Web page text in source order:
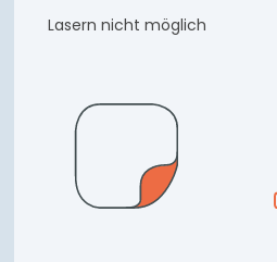
Lasern nicht möglich